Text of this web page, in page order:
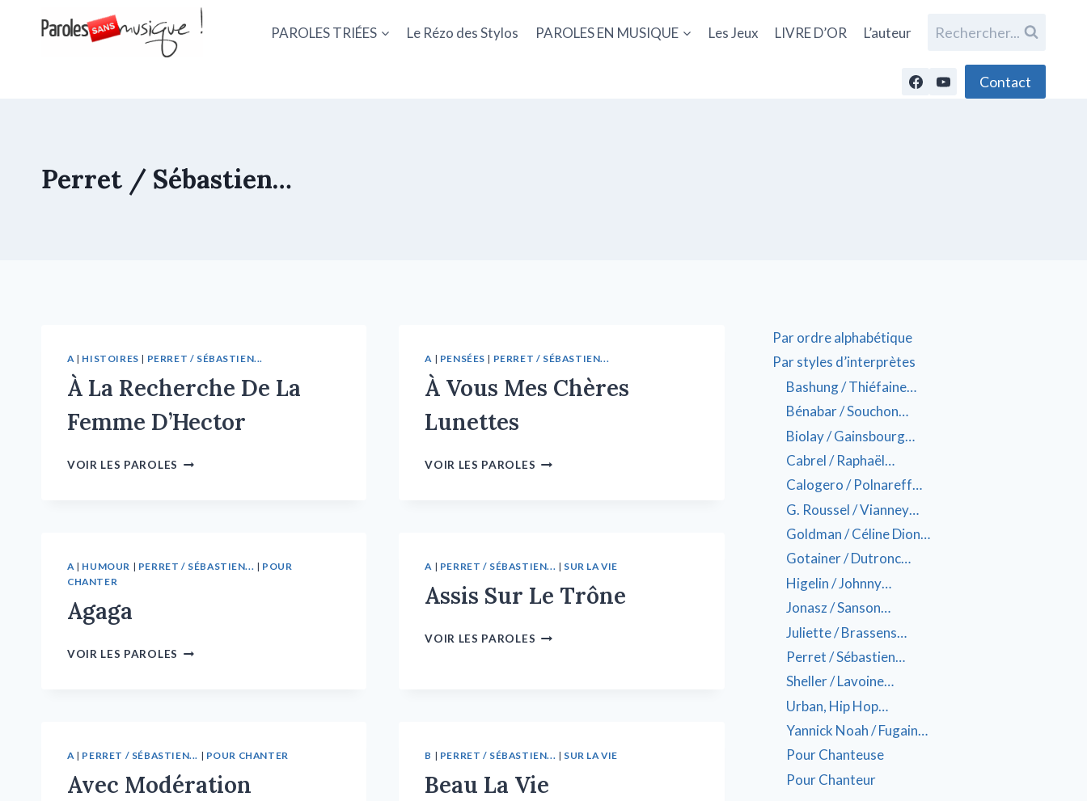
PAROLES TRIÉES Le Rézo des Stylos PAROLES EN MUSIQUE Les Jeux LIVRE D’OR L’auteur Rechercher...
Contact
Perret / Sébastien…
A| HISTOIRES | PERRET / SÉBASTIEN...
À La Recherche De La
Femme D’Hector
VOIR LES PAROLES
A| PENSÉES | PERRET / SÉBASTIEN...
À Vous Mes Chères
Lunettes
VOIR LES PAROLES
A | HUMOUR | PERRET / SÉBASTIEN... | POUR
CHANTER
Agaga
VOIR LES PAROLES
A | PERRET / SÉBASTIEN... | SUR LA VIE
Assis Sur Le Trône
VOIR LES PAROLES
A | PERRET / SÉBASTIEN... | POUR CHANTER
Avec Modération
B | PERRET / SÉBASTIEN... | SUR LA VIE
Beau La Vie
Par ordre alphabétique
Par styles d’interprètes
Bashung / Thiéfaine…
Bénabar / Souchon…
Biolay / Gainsbourg…
Cabrel / Raphaël…
Calogero / Polnareff…
G. Roussel / Vianney…
Goldman / Céline Dion…
Gotainer / Dutronc…
Higelin / Johnny…
Jonasz / Sanson…
Juliette / Brassens…
Perret / Sébastien…
Sheller / Lavoine…
Urban, Hip Hop…
Yannick Noah / Fugain…
Pour Chanteuse
Pour Chanteur